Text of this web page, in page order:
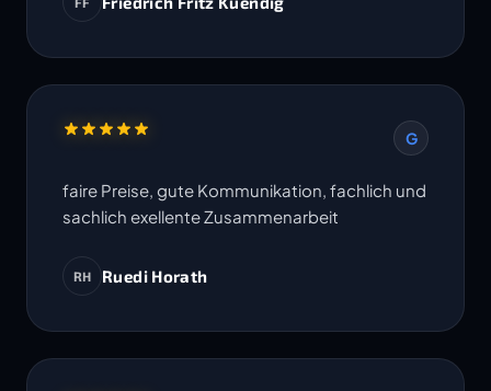
G
faire Preise, gute Kommunikation, fachlich und
sachlich exellente Zusammenarbeit
RH Ruedi Horath